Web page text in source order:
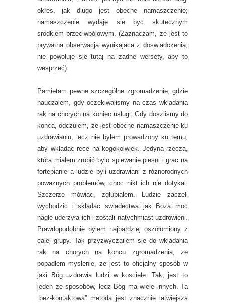
okres, jak dlugo jest obecne namaszczenie;
namaszczenie wydaje sie byc skutecznym
srodkiem przeciwbólowym. (Zaznaczam, ze jest to
prywatna obserwacja wynikajaca z doswiadczenia;
nie powoluje sie tutaj na zadne wersety, aby to
wesprzeć).
Pamietam pewne szczególne zgromadzenie, gdzie
nauczalem, gdy oczekiwalismy na czas wkladania
rak na chorych na koniec uslugi. Gdy doszlismy do
konca, odczulem, ze jest obecne namaszczenie ku
uzdrawianiu, lecz nie bylem prowadzony ku temu,
aby wkladac rece na kogokolwiek. Jedyna rzecza,
która mialem zrobić bylo spiewanie piesni i grac na
fortepianie a ludzie byli uzdrawiani z róznorodnych
powaznych problemów, choc nikt ich nie dotykal.
Szczerze mówiac, zgłupiałem. Ludzie zaczeli
wychodzic i skladac swiadectwa jak Boza moc
nagle uderzyła ich i zostali natychmiast uzdrowieni.
Prawdopodobnie bylem najbardziej oszołomiony z
calej grupy. Tak przyzwyczailem sie do wkladania
rak na chorych na koncu zgromadzenia, ze
popadlem myslenie, ze jest to oficjalny sposób w
jaki Bóg uzdrawia ludzi w kosciele. Tak, jest to
jeden ze sposobów, lecz Bóg ma wiele innych. Ta
„bez-kontaktowa” metoda jest znacznie latwiejsza